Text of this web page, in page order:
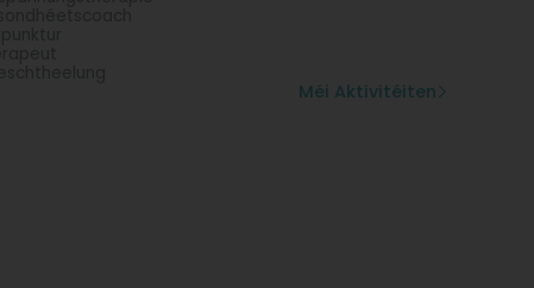
Méi Aktivitéiten